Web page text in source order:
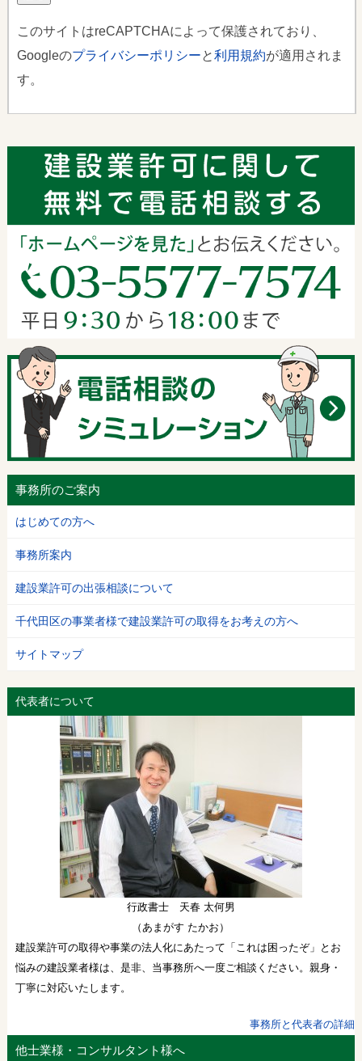
このサイトはreCAPTCHAによって保護されており、
Googleのプライバシーポリシーと利用規約が適用されま
す。
事務所のご案内
はじめての方へ
事務所案内
建設業許可の出張相談について
千代田区の事業者様で建設業許可の取得をお考えの方へ
サイトマップ
代表者について
行政書士 天春 太何男
（あまがす たかお）
建設業許可の取得や事業の法人化にあたって「これは困ったぞ」とお
悩みの建設業者様は、是非、当事務所へ一度ご相談ください。親身・
丁寧に対応いたします。
事務所と代表者の詳細
他士業様・コンサルタント様へ